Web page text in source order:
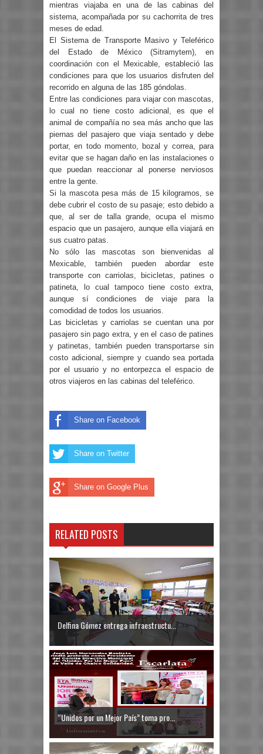
mientras viajaba en una de las cabinas del
sistema, acompañada por su cachorrita de tres
meses de edad.
El Sistema de Transporte Masivo y Teleférico
del Estado de México (Sitramytem), en
coordinación con el Mexicable, estableció las
condiciones para que los usuarios disfruten del
recorrido en alguna de las 185 góndolas.
Entre las condiciones para viajar con mascotas,
lo cual no tiene costo adicional, es que el
animal de compañía no sea más ancho que las
piernas del pasajero que viaja sentado y debe
portar, en todo momento, bozal y correa, para
evitar que se hagan daño en las instalaciones o
que puedan reaccionar al ponerse nerviosos
entre la gente.
Si la mascota pesa más de 15 kilogramos, se
debe cubrir el costo de su pasaje; esto debido a
que, al ser de talla grande, ocupa el mismo
espacio que un pasajero, aunque ella viajará en
sus cuatro patas.
No sólo las mascotas son bienvenidas al
Mexicable, también pueden abordar este
transporte con carriolas, bicicletas, patines o
patineta, lo cual tampoco tiene costo extra,
aunque sí condiciones de viaje para la
comodidad de todos los usuarios.
Las bicicletas y carriolas se cuentan una por
pasajero sin pago extra, y en el caso de patines
y patinetas, también pueden transportarse sin
costo adicional, siempre y cuando sea portada
por el usuario y no entorpezca el espacio de
otros viajeros en las cabinas del teleférico.
Share on Facebook
Share on Twitter
Share on Google Plus
RELATED POSTS
Delfina Gómez entrega infraestructu...
“Unidos por un Mejor País” toma pro...